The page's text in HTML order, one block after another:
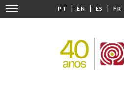
PT | EN | ES | FR
Cambiar
navegación